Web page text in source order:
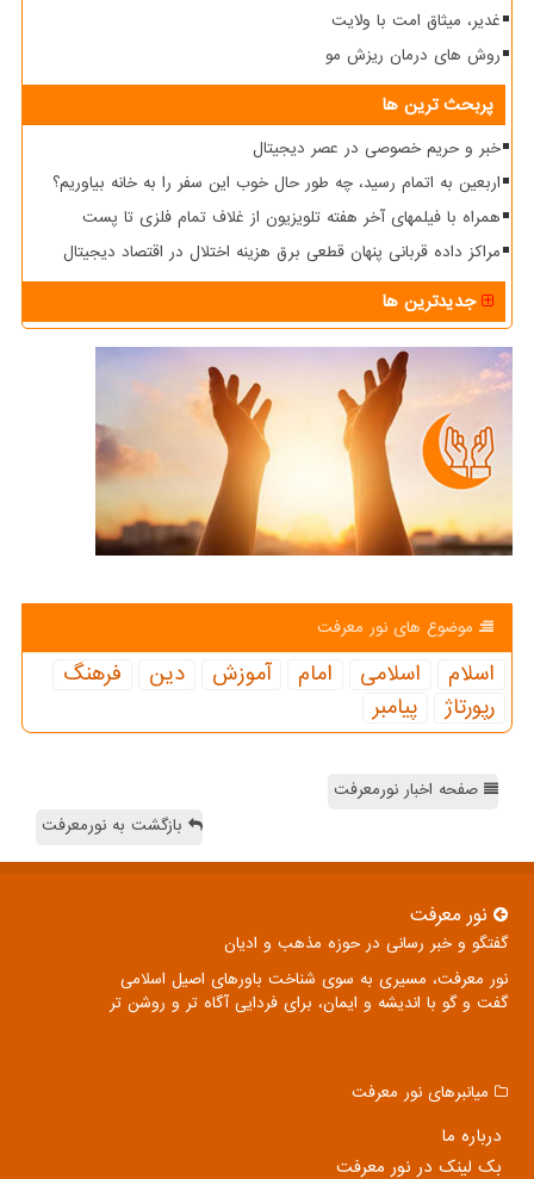
غدیر، میثاق امت با ولایت
روش های درمان ریزش مو
پربحث ترین ها
خبر و حریم خصوصی در عصر دیجیتال
اربعین به اتمام رسید، چه طور حال خوب این سفر را به خانه بیاوریم؟
همراه با فیلمهای آخر هفته تلویزیون از غلاف تمام فلزی تا پست
مراکز داده قربانی پنهان قطعی برق هزینه اختلال در اقتصاد دیجیتال
جدیدترین ها
موضوع های نور معرفت
اسلام اسلامی امام آموزش دین
فرهنگ
رپورتاژ
پیامبر
صفحه اخبار نورمعرفت
بازگشت به نورمعرفت
نور معرفت
گفتگو و خبر رسانی در حوزه مذهب و ادیان
نور معرفت، مسیری به سوی شناخت باورهای اصیل اسلامی
گفت و گو با اندیشه و ایمان، برای فردایی آگاه تر و روشن تر
میانبرهای نور معرفت
درباره ما
بک لینک در نور معرفت